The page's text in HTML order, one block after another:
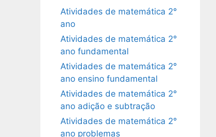
Atividades de matemática 2°
ano
Atividades de matemática 2°
ano fundamental
Atividades de matemática 2°
ano ensino fundamental
Atividades de matemática 2°
ano adição e subtração
Atividades de matemática 2°
ano problemas